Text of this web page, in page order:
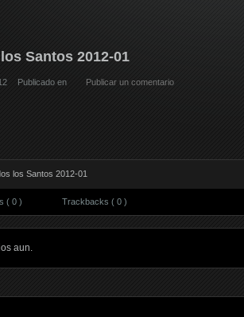
Santos 2012-01
Publicado en Publicar un comentario
los Santos 2012-01
( 0 ) Trackbacks ( 0 )
aun.